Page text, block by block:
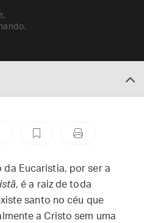
da Eucaristia, por ser a
, é a raiz de toda
santo no céu que
a Cristo sem uma